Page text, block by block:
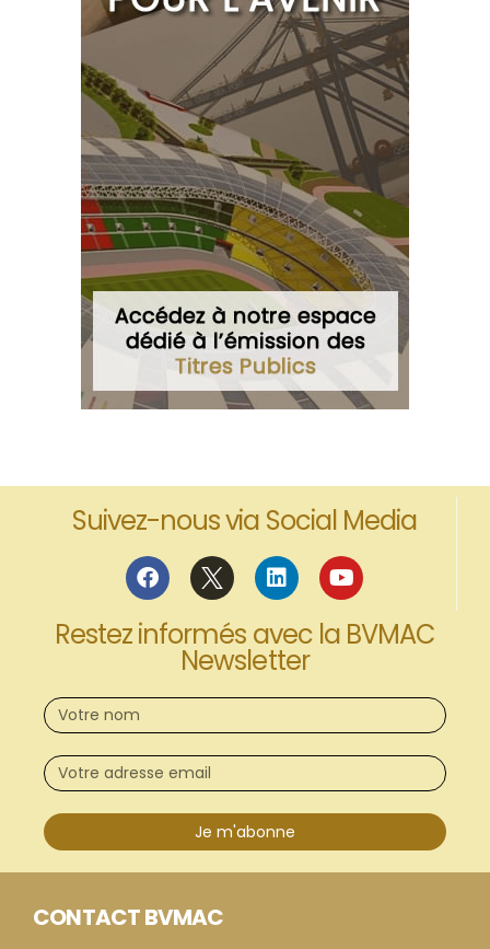
Suivez-nous via Social Media
Restez informés avec la BVMAC
Newsletter
Je m'abonne
CONTACT BVMAC